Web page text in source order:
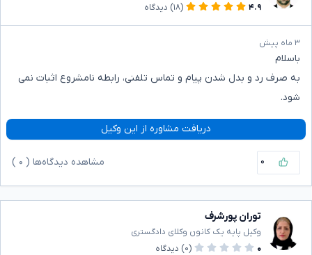
۴.۹
(۱۸) دیدگاه
۳ ماه پیش
باسلام
به صرف رد و بدل شدن پیام و تماس تلفنی، رابطه نامشروع اثبات نمی
شود.
دریافت مشاوره از این وکیل
۰ مشاهده دیدگاه‌ها ( ۰
توران پورشرف
وکیل پایه یک کانون وکلای دادگستری
۰
(۰) دیدگاه